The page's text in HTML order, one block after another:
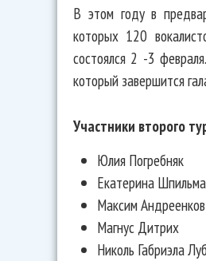
В этом году в
которых 120
состоялся 2 -3
который завершится
Участники второго
Юлия Погребняк
Екатерина
Максим Андреенков
Магнус Дитрих
Николь Габриэла